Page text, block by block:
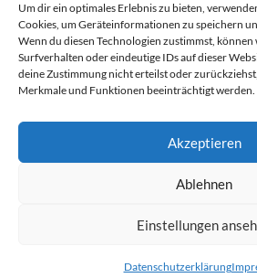
Um dir ein optimales Erlebnis zu bieten,
Cookies, um Geräteinformationen zu speichern
Wenn du diesen Technologien zustimmst, können
Surfverhalten oder eindeutige IDs auf dieser
deine Zustimmung nicht erteilst oder
Merkmale und Funktionen beeinträchtigt werden.
Akzeptieren
Ablehnen
Einstellungen
Datenschutzerklärung
12 Uhr
13 Uhr
14 Uhr
15 Uhr
12:00 - 13:00
Deutsch-Afganisches Magazin
13:00 - 15:00
Free Wheel
16:00 - 18:00
PowerRumpel